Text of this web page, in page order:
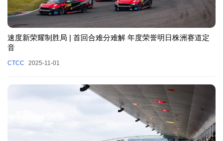
速度新荣耀制胜局 | 首回合难分难解 年度荣誉明日株洲赛道定
音
CTCC 2025-11-01